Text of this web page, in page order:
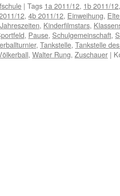
| Tags 1a 2011/12, 1b 2011/12
12, 4b 2011/12, Einweihung,
Jahreszeiten, Kinderfilmstars,
, Pause, Schulgemeinschaft,
, Tankstelle, Tankstelle
, Walter Rung, Zuschauer |